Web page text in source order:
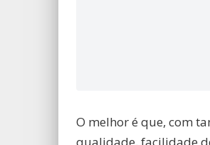
O melhor é que, com